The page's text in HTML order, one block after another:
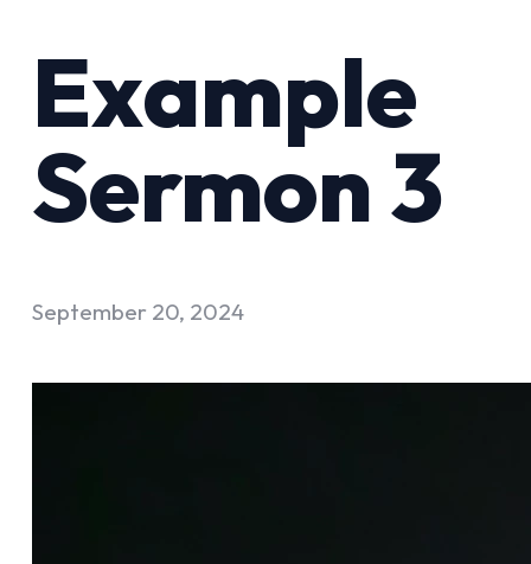
Example
Sermon 3
September 20, 2024